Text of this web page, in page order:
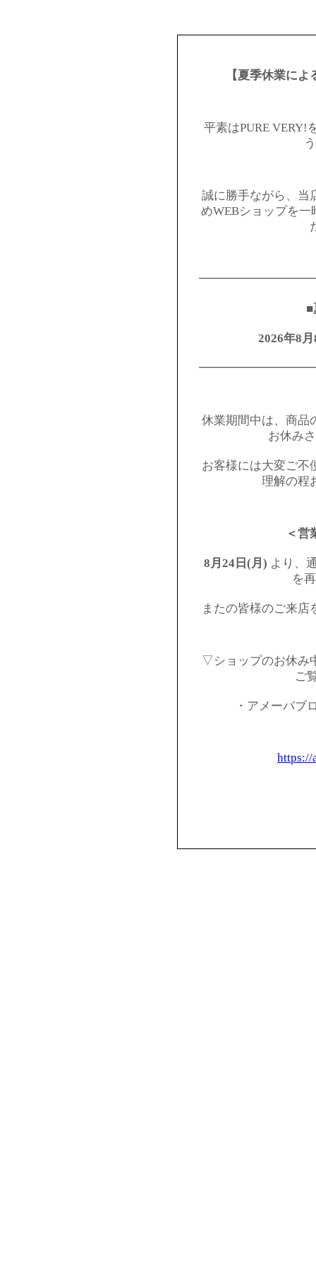
【夏季休業に
平素はPURE VERY!
誠に勝手ながら、当
めWEBショップを
■
2026年8
休業期間中は、商品
お休み
お客様には大変ご不
理解の程
＜営
8月24日(月) より、
を
またの皆様のご来店
▽ショップのお休み
ご
・アメーバブ
https://